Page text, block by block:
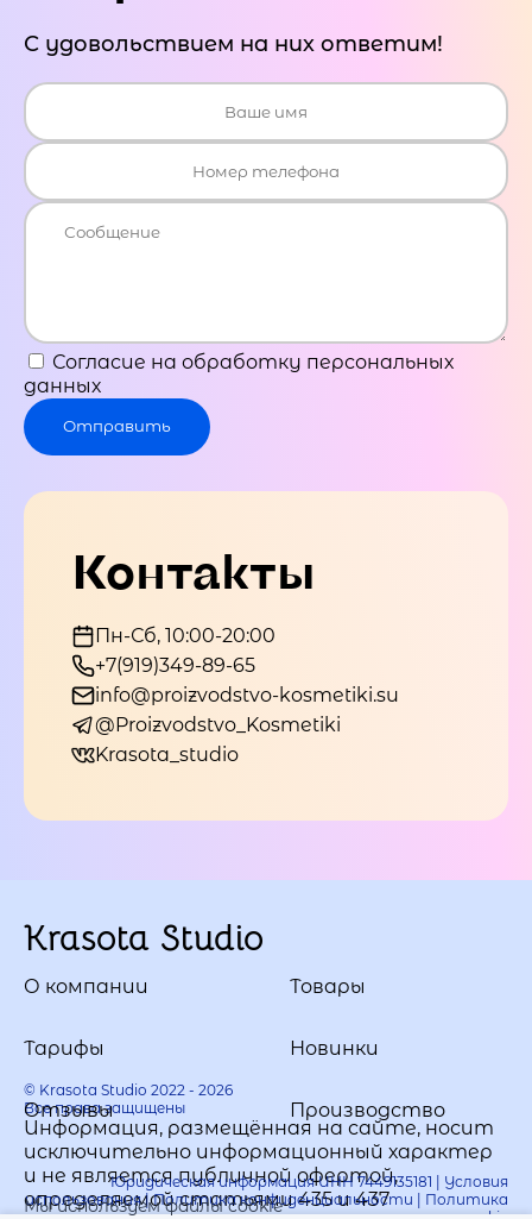
С удовольствием на них ответим!
Согласие на обработку персональных
данных
Отправить
Контакты
Пн-Сб, 10:00-20:00
+7(919)349-89-65
info@proizvodstvo-kosmetiki.su
@Proizvodstvo_Kosmetiki
Krasota_studio
Krasota Studio
© Krasota Studio 2022 - 2026
Все права защищены
О компании Товары
Тарифы Новинки
Отзывы Производство
Юридическая информация ИНН 7449135181 | Условия
использования|Политика конфиденциальности
Политика
Информация, размещённая на сайте, носит
исключительно информационный характер
и не является публичной офертой,
определяемой статьями 435 и 437
Мы используем файлы cookie